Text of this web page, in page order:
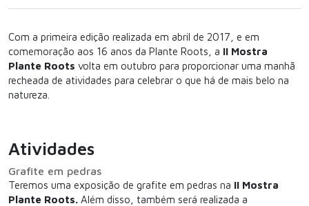
Com a primeira edição realizada em abril de 2017, e em
comemoração aos 16 anos da Plante Roots, a II Mostra
Plante Roots volta em outubro para proporcionar uma manhã
recheada de atividades para celebrar o que há de mais belo na
natureza.
Atividades
Grafite em pedras
Teremos uma exposição de grafite em pedras na II Mostra
Plante Roots. Além disso, também será realizada a